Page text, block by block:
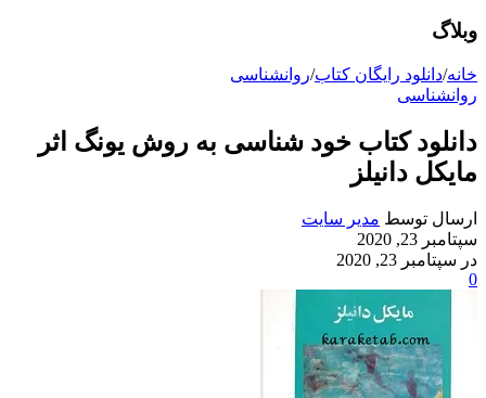
وبلاگ
خانه/دانلود رایگان کتاب/روانشناسی
روانشناسی
دانلود کتاب خود شناسی به روش یونگ اثر
مایکل دانیلز
ارسال توسط مدیر سایت
سپتامبر 23, 2020
در سپتامبر 23, 2020
0